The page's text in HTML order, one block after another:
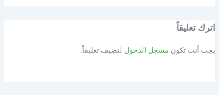
اترك تعليقاً
يجب أنت تكون مسجل الدخول لتضيف تعليقاً.